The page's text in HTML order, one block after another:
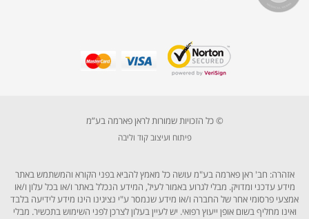
© כל הזכויות שמורות לראן פארמה בע”מ
פיתוח ועיצוב קוד וליבה
אזהרה: חב' ראן פארמה בע"מ עושה כל מאמץ להביא בפני הקורא והמשתמש באתר
מידע עדכני ומדויק. מבלי לגרוע באמור לעיל, המידע הנכלל באתר ו/או בכל עלון ו/או
אמצעי פרסומי אחר של החברה ו/או מידע שנמסר ע"י נציגינו הינו מידע לידיעה בלבד
ואינו מחליף בשום אופן ייעוץ רפואי. יש לעיין בעלון לצרכן לפני השימוש בתכשיר. מבלי